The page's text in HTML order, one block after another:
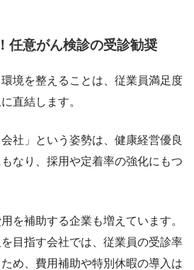
任意がん検診の受診勧奨
境を整えることは、従業員満足度
直結します。
社」という姿勢は、健康経営優良
なり、採用や定着率の強化にもつ
を補助する企業も増えています。
目指す会社では、従業員の受診率
め、費用補助や特別休暇の導入は